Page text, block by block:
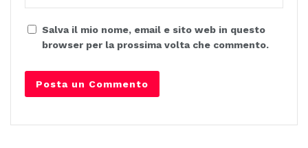
Salva il mio nome, email e sito web in questo
browser per la prossima volta che commento.